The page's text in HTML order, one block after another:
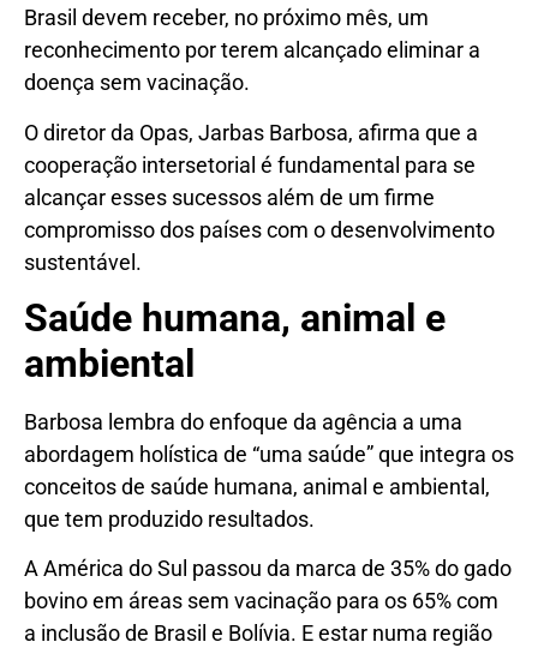
Brasil devem receber, no próximo mês, um
reconhecimento por terem alcançado eliminar a
doença sem vacinação.
O diretor da Opas, Jarbas Barbosa, afirma que a
cooperação intersetorial é fundamental para se
alcançar esses sucessos além de um firme
compromisso dos países com o desenvolvimento
sustentável.
Saúde humana, animal e
ambiental
Barbosa lembra do enfoque da agência a uma
abordagem holística de “uma saúde” que integra os
conceitos de saúde humana, animal e ambiental,
que tem produzido resultados.
A América do Sul passou da marca de 35% do gado
bovino em áreas sem vacinação para os 65% com
a inclusão de Brasil e Bolívia. E estar numa região